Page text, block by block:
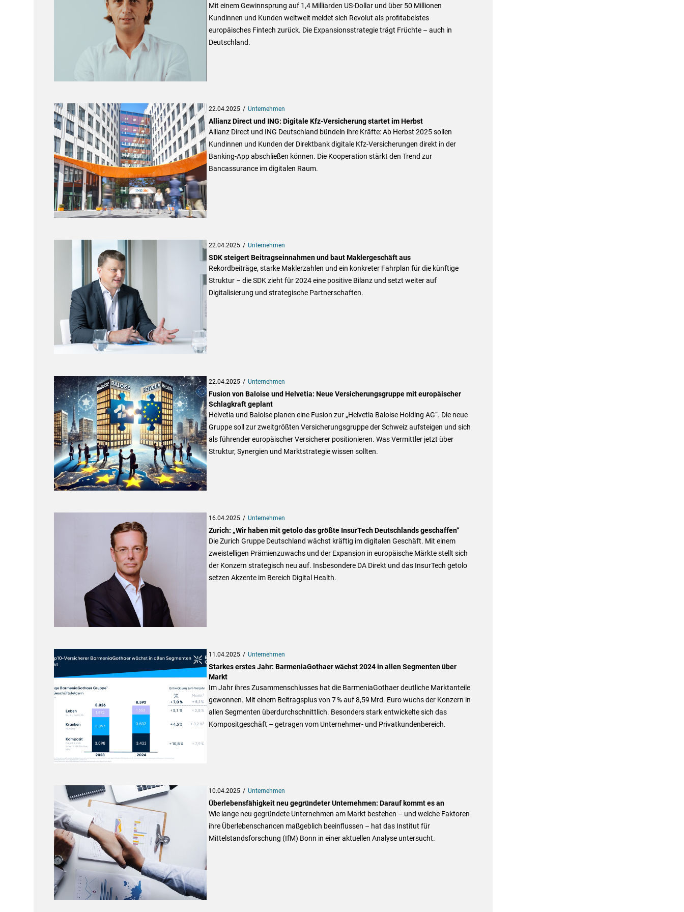
Mit einem Gewinnsprung auf 1,4 Milliarden US-Dollar und über 50 Millionen
Kundinnen und Kunden weltweit meldet sich Revolut als profitabelstes
europäisches Fintech zurück. Die Expansionsstrategie trägt Früchte – auch in
Deutschland.
22.04.2025 Unternehmen
Allianz Direct und ING: Digitale Kfz-Versicherung startet im Herbst
Allianz Direct und ING Deutschland bündeln ihre Kräfte: Ab Herbst 2025 sollen
Kundinnen und Kunden der Direktbank digitale Kfz-Versicherungen direkt in der
Banking-App abschließen können. Die Kooperation stärkt den Trend zur
Bancassurance im digitalen Raum.
22.04.2025 Unternehmen
SDK steigert Beitragseinnahmen und baut Maklergeschäft aus
Rekordbeiträge, starke Maklerzahlen und ein konkreter Fahrplan für die künftige
Struktur – die SDK zieht für 2024 eine positive Bilanz und setzt weiter auf
Digitalisierung und strategische Partnerschaften.
22.04.2025 Unternehmen
Fusion von Baloise und Helvetia: Neue Versicherungsgruppe mit europäischer
Schlagkraft geplant
Helvetia und Baloise planen eine Fusion zur „Helvetia Baloise Holding AG“. Die neue
Gruppe soll zur zweitgrößten Versicherungsgruppe der Schweiz aufsteigen und sich
als führender europäischer Versicherer positionieren. Was Vermittler jetzt über
Struktur, Synergien und Marktstrategie wissen sollten.
16.04.2025 Unternehmen
Zurich: „Wir haben mit getolo das größte InsurTech Deutschlands geschaffen“
Die Zurich Gruppe Deutschland wächst kräftig im digitalen Geschäft. Mit einem
zweistelligen Prämienzuwachs und der Expansion in europäische Märkte stellt sich
der Konzern strategisch neu auf. Insbesondere DA Direkt und das InsurTech getolo
setzen Akzente im Bereich Digital Health.
11.04.2025 Unternehmen
Starkes erstes Jahr: BarmeniaGothaer wächst 2024 in allen Segmenten über
Markt
Im Jahr ihres Zusammenschlusses hat die BarmeniaGothaer deutliche Marktanteile
gewonnen. Mit einem Beitragsplus von 7 % auf 8,59 Mrd. Euro wuchs der Konzern in
allen Segmenten überdurchschnittlich. Besonders stark entwickelte sich das
Kompositgeschäft – getragen vom Unternehmer- und Privatkundenbereich.
10.04.2025 Unternehmen
Überlebensfähigkeit neu gegründeter Unternehmen: Darauf kommt es an
Wie lange neu gegründete Unternehmen am Markt bestehen – und welche Faktoren
ihre Überlebenschancen maßgeblich beeinflussen – hat das Institut für
Mittelstandsforschung (IfM) Bonn in einer aktuellen Analyse untersucht.